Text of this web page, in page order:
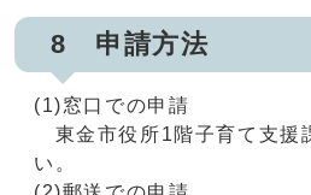
8 申請方法
(1)窓口での申請
東金市役所1階子育て支援
い。